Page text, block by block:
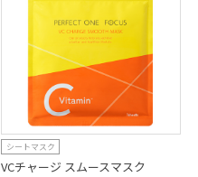
シートマスク
VCチャージ スムースマスク